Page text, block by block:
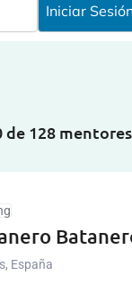
de 128 mentores
, España